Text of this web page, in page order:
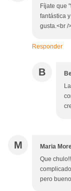
Fíjate que
fantástica
gusta.<br /
Responder
B
M Maria
Que
pero